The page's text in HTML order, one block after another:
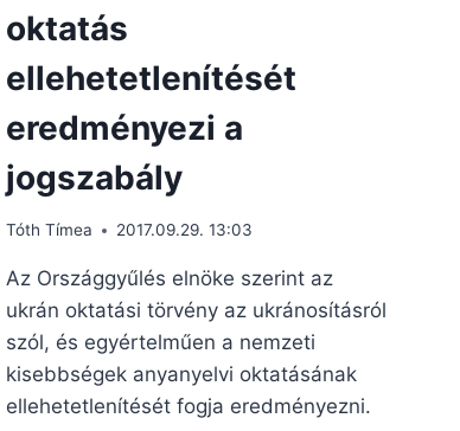
oktatás
ellehetetlenítését
eredményezi a
jogszabály
Tóth Tímea 2017.09.29. 13:03
Az Országgyűlés elnöke szerint az
ukrán oktatási törvény az ukránosításról
szól, és egyértelműen a nemzeti
kisebbségek anyanyelvi oktatásának
ellehetetlenítését fogja eredményezni.